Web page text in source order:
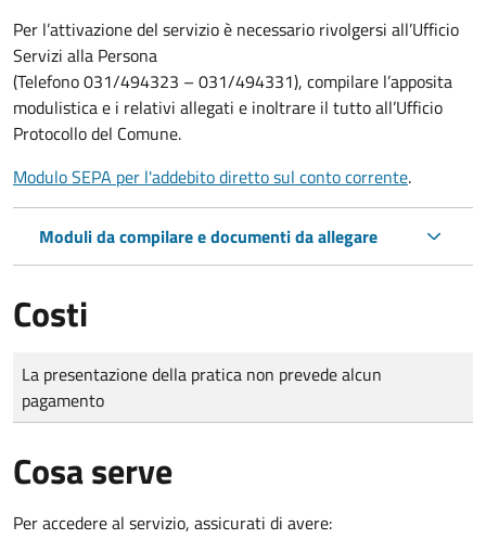
Per l’attivazione del servizio è necessario rivolgersi all’Ufficio
Servizi alla Persona
(Telefono 031/494323 – 031/494331), compilare l’apposita
modulistica e i relativi allegati e inoltrare il tutto all’Ufficio
Protocollo del Comune.
Modulo SEPA per l'addebito diretto sul conto corrente.
Moduli da compilare e documenti da allegare
Costi
Tipo di pagamento
Importo
La presentazione della pratica non prevede alcun
pagamento
Cosa serve
Per accedere al servizio, assicurati di avere: